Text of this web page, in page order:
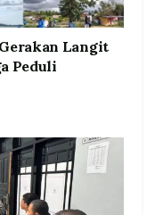
Langit
Peduli